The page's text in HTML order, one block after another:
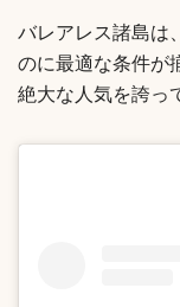
バレアレス諸島は
のに最適な条件が
絶大な人気を誇っ